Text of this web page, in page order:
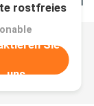
rostfreies
Sie
uns